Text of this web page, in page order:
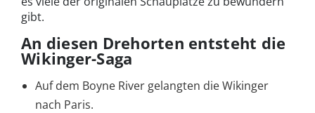
gibt.
An diesen Drehorten entsteht die
Wikinger-Saga
Auf dem Boyne River gelangten die Wikinger
nach Paris.